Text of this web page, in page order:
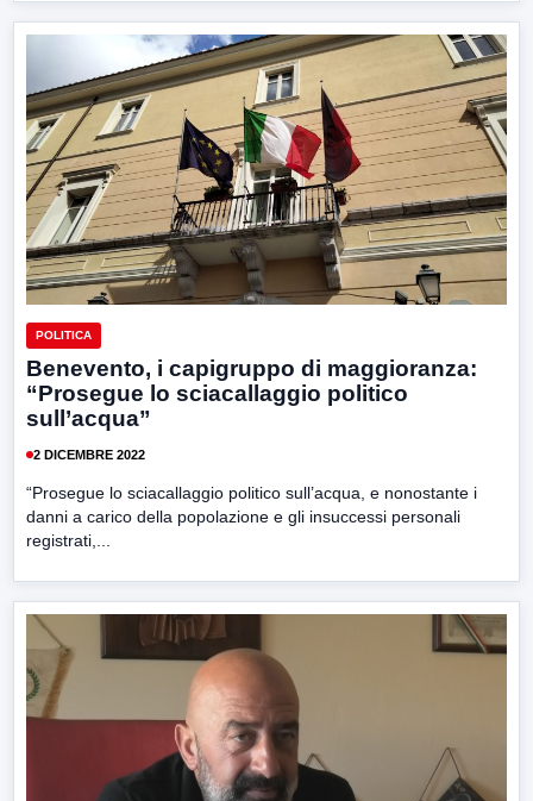
POLITICA
Benevento, i capigruppo di maggioranza:
“Prosegue lo sciacallaggio politico
sull’acqua”
2 DICEMBRE 2022
“Prosegue lo sciacallaggio politico sull’acqua, e nonostante i
danni a carico della popolazione e gli insuccessi personali
registrati,...